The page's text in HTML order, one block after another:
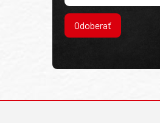
Odoberať